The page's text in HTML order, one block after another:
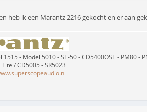
heb ik een Marantz 2216 gekocht en er aan
- Model 5010 - ST-50 - CD5400OSE - PM80 -
/ CD5005 - SR5023